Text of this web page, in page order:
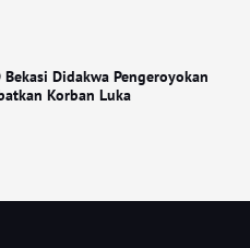
Bekasi Didakwa Pengeroyokan
Korban Luka